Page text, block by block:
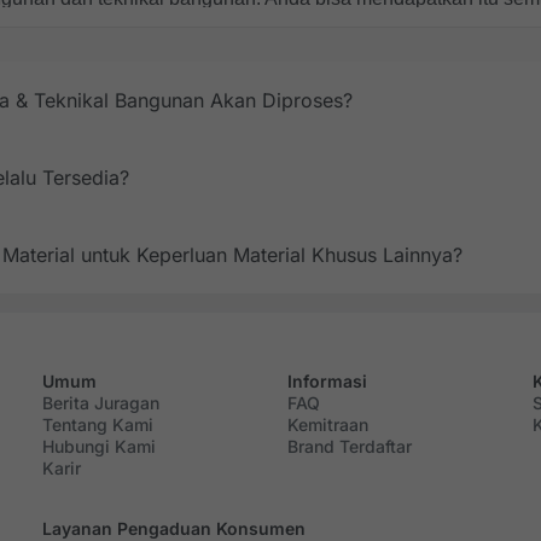
tidak boleh sembarangan. Anda perlu memilih
mengunjungi toko fisik kami.
masuk diperjualbelikan di Indonesia. Khususnya bahan
Material sudah memastikan bahwa seluruh kimia dan
& Teknikal Bangunan Akan Diproses?
Tersedia?
untuk Keperluan Material Khusus Lainnya?
Umum
Berita Juragan
Tentang Kami
Hubungi Kami
Karir
Informasi
FAQ
Kemitraan
Brand Terdaftar
Layanan Pengaduan Konsumen